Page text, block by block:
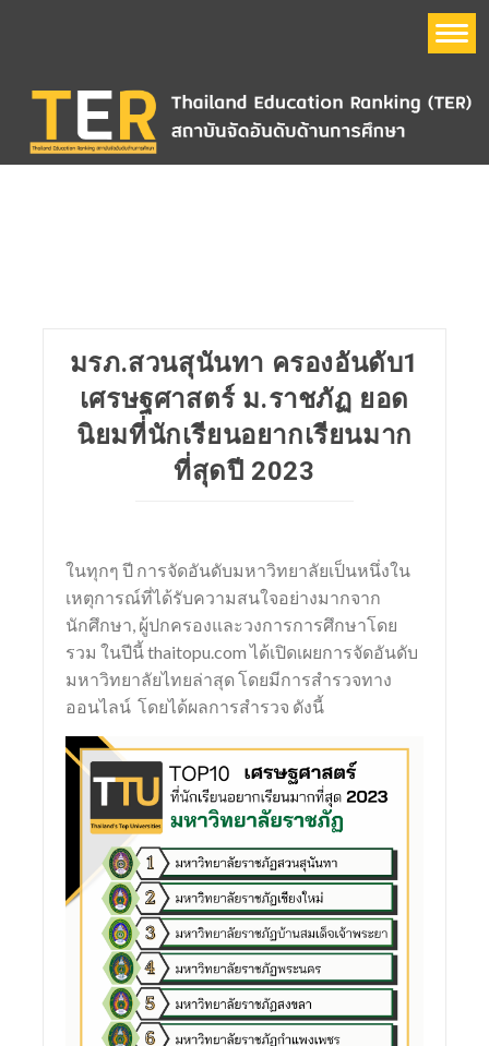
QS World University Ranking
The Times Higher Education World University Ranking
(THE)
มรภ.สวนสุนันทา ครองอันดับ1
เศรษฐศาสตร์ ม.ราชภัฏ ยอด
นิยมที่นักเรียนอยากเรียนมาก
ที่สุดปี 2023
ในทุกๆ ปี การจัดอันดับมหาวิทยาลัยเป็นหนึ่งใน
เหตุการณ์ที่ได้รับความสนใจอย่างมากจาก
นักศึกษา, ผู้ปกครองและวงการการศึกษาโดย
รวม ในปีนี้ thaitopu.com ได้เปิดเผยการจัดอันดับ
มหาวิทยาลัยไทยล่าสุด โดยมีการสำรวจทาง
ออนไลน์ โดยได้ผลการสำรวจ ดังนี้